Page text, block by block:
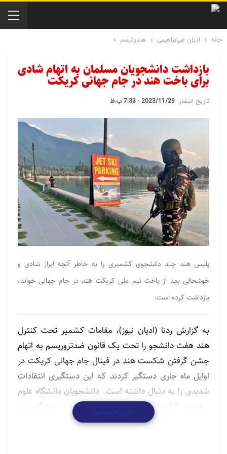
خانه ادیان غیرابراهیمی هندوئیسم
بازداشت دانشجویان مسلمان به اتهام شادی
برای باخت هند در جام جهانی کریکت
تاریخ انتشار: 2023/11/29 - 7:33 ب.ظ
پلیس هند چند دانشجوی کشمیری را به خاطر آنچه ابراز شادی و
خوشحالی بعد از باخت تیم ملی کریکت هند در جام جهانی خواند،
بازداشت کرده است.
به گزارش ردنا (ادیان نیوز)، مقامات کشمیر تحت کنترل
هند هفت دانشجو را تحت یک قانون ضدتروریسم به اتهام
جشن گرفتن شکست هند در فینال جام جهانی کریکت در
اوایل ماه جاری دستگیر کردند که این دستگیری انتقادات
شدیدی را به دنبال داشته است. دانشجویان دانشگاه علوم
و فناوری کشاورزی «شیر کشمیر» تحت قانون پیشگیری از
فعالیت‌های غیرقانونی که توسط چندین گروه حقوقی
ادامه مطلب